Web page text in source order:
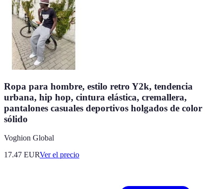
Ropa para hombre, estilo retro Y2k, tendencia
urbana, hip hop, cintura elástica, cremallera,
pantalones casuales deportivos holgados de color
sólido
Voghion Global
17.47 EURVer el precio